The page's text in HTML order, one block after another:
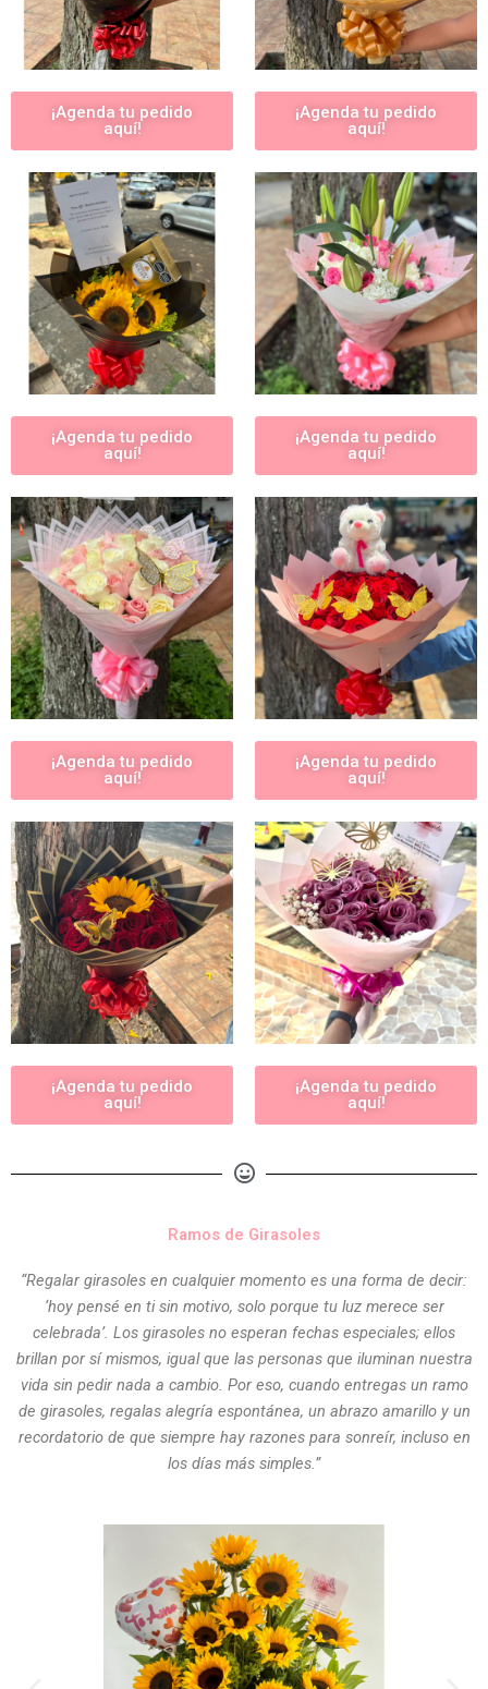
¡Agenda tu pedido
aquí!
¡Agenda tu pedido
aquí!
¡Agenda tu pedido
aquí!
¡Agenda tu pedido
aquí!
¡Agenda tu pedido
aquí!
¡Agenda tu pedido
aquí!
¡Agenda tu pedido
aquí!
¡Agenda tu pedido
aquí!
Ramos de Girasoles
“Regalar girasoles en cualquier momento es una forma de decir:
‘hoy pensé en ti sin motivo, solo porque tu luz merece ser
celebrada’. Los girasoles no esperan fechas especiales; ellos
brillan por sí mismos, igual que las personas que iluminan nuestra
vida sin pedir nada a cambio. Por eso, cuando entregas un ramo
de girasoles, regalas alegría espontánea, un abrazo amarillo y un
recordatorio de que siempre hay razones para sonreír, incluso en
los días más simples.”